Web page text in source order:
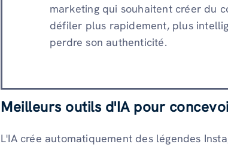
marketing qui souhaitent créer du
défiler plus rapidement, plus
perdre son authenticité.
Meilleurs outils d'IA pour
L'IA crée automatiquement des légendes